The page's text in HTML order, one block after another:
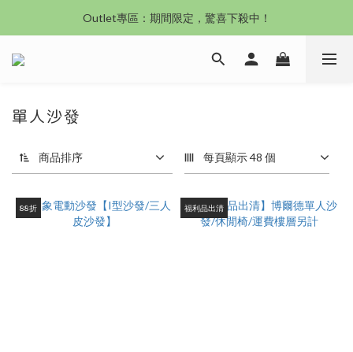
沙發新登場｜想躺就躺，頭等艙到商務艙一次擁有
沙發新登場｜想躺就躺，頭等艙到商務艙一次擁有
單人沙發
商品排序 每頁顯示 48 個
88折 福利品出清